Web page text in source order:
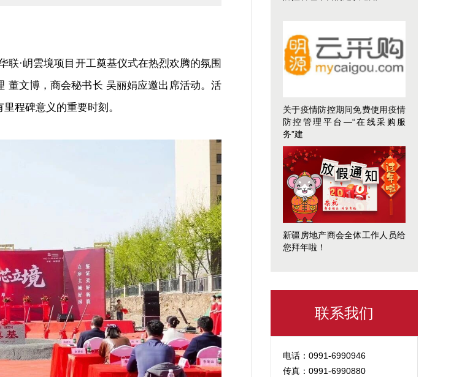
联·岄雲境项目开工奠基仪式在热烈欢腾的氛围
董文博，商会秘书长 吴丽娟应邀出席活动。活
程碑意义的重要时刻。
关于疫情防控期间免费使用疫情
防控管理平台—“在线采购服
务”建
新疆房地产商会全体工作人员给
您拜年啦！
联系我们
电话：0991-6990946
传真：0991-6990880